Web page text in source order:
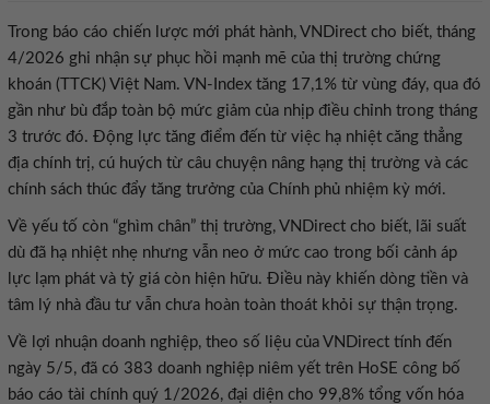
Trong báo cáo chiến lược mới phát hành, VNDirect cho biết, tháng
4/2026 ghi nhận sự phục hồi mạnh mẽ của thị trường chứng
khoán (TTCK) Việt Nam. VN-Index tăng 17,1% từ vùng đáy, qua đó
gần như bù đắp toàn bộ mức giảm của nhịp điều chỉnh trong tháng
3 trước đó. Động lực tăng điểm đến từ việc hạ nhiệt căng thẳng
địa chính trị, cú huých từ câu chuyện nâng hạng thị trường và các
chính sách thúc đẩy tăng trưởng của Chính phủ nhiệm kỳ mới.
Về yếu tố còn “ghìm chân” thị trường, VNDirect cho biết, lãi suất
dù đã hạ nhiệt nhẹ nhưng vẫn neo ở mức cao trong bối cảnh áp
lực lạm phát và tỷ giá còn hiện hữu. Điều này khiến dòng tiền và
tâm lý nhà đầu tư vẫn chưa hoàn toàn thoát khỏi sự thận trọng.
Về lợi nhuận doanh nghiệp, theo số liệu của VNDirect tính đến
ngày 5/5, đã có 383 doanh nghiệp niêm yết trên HoSE công bố
báo cáo tài chính quý 1/2026, đại diện cho 99,8% tổng vốn hóa